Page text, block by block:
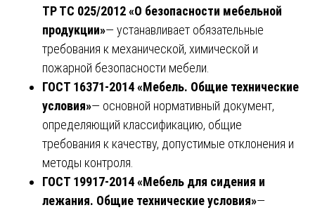
ТР ТС 025/2012 «О безопасности мебельной
продукции»— устанавливает обязательные
требования к механической, химической и
пожарной безопасности мебели.
ГОСТ 16371-2014 «Мебель. Общие технические
условия»— основной нормативный документ,
определяющий классификацию, общие
требования к качеству, допустимые отклонения и
методы контроля.
ГОСТ 19917-2014 «Мебель для сидения и
лежания. Общие технические условия»—